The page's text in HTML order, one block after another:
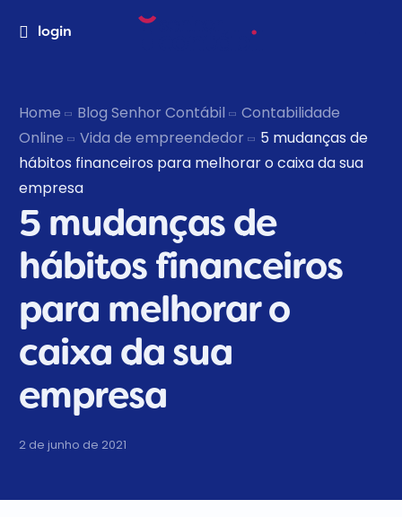
login
Home Blog Senhor Contábil
Contabilidade
Online
Vida de empreendedor
5 mudanças de
hábitos financeiros para melhorar o caixa da sua
empresa
5 mudanças de
hábitos financeiros
para melhorar o
caixa da sua
empresa
2 de junho de 2021